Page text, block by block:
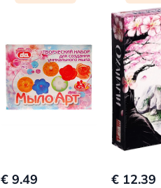
€ 9.49 € 12.39